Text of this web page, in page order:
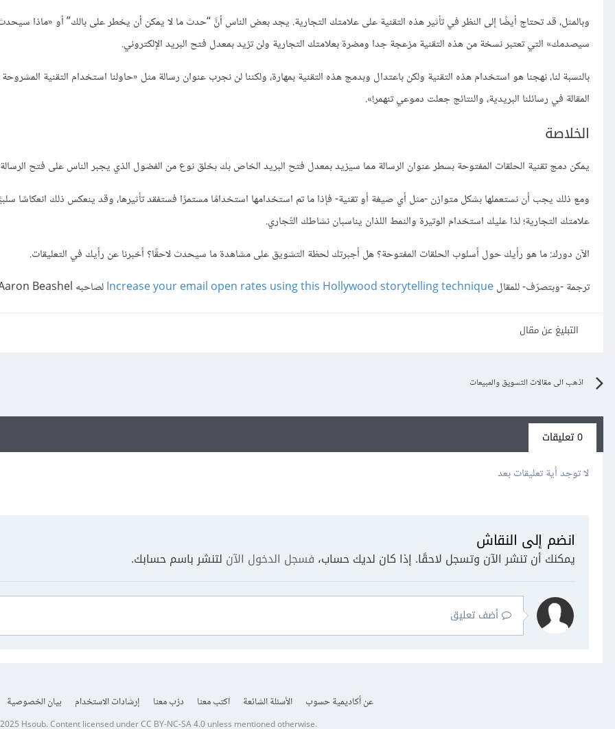
وبالمثل، قد تحتاج أيضًا إلى النظر في تأثير هذه التقنية على علامتك التجارية. يجد بعض الناس أنَّ “حدث ما لا يمكن أن يخطر على بالك” أو «ماذا
سيصدمك» التي تعتبر نسخة من هذه التقنية مزعجة جدا ومضرة بعلامتك التجارية ولن تزيد بمعدل فتح البريد الإلكتروني.
بالنسبة لنا، نهجنا هو استخدام هذه التقنية ولكن باعتدال وبدمج هذه التقنية بمهارة، ولكننا لن نجرب عنوان رسالة مثل «حاولنا استخدام التقنية
المقالة في رسائلنا البريدية، والنتائج جعلت دموعي تنهمر!».
الخلاصة
يمكن دمج تقنية الحلقات المفتوحة بسطر عنوان الرسالة مما سيزيد بمعدل فتح البريد الخاص بك بخلق نوع من الفضول الذي يجبر الناس على فتح
ومع ذلك يجب أن نستعملها بشكل متوازن -مثل أي صيغة أو تقنية- فإذا ما تم استخدامها استخدامًا مستمرًا فستفقد تأثيرها، وقد ينعكس ذلك انعكاسًا
علامتك التجارية؛ لذا عليك استخدام الوتيرة والنمط اللذان يناسبان نشاطك التّجاري.
الآن دورك: ما هو رأيك حول أسلوب الحلقات المفتوحة؟ هل أجبرتك لحظة التشويق على مشاهدة ما سيحدث ﻻحقًا؟ أخبرنا عن رأيك في التعليقات.
ترجمة -وبتصرّف- للمقالIncrease your email open rates using this Hollywood storytelling techniqueلصاحبه Aaron Beashel.
التبليغ عن مقال
اذهب الى مقالات التسويق والمبيعات
0 تعليقات
لا توجد أية تعليقات بعد
انضم إلى النقاش
يمكنك أن تنشر الآن وتسجل لاحقًا. إذا كان لديك حساب، فسجل الدخول الآن لتنشر باسم حسابك.
أضف تعليق
عن أكاديمية حسوب الأسئلة الشائعة اكتب معنا درّب معنا إرشادات الاستخدام بيان الخصوصية
Hsoub.Content licensed underCC BY-NC-SA 4.0unless mentioned otherwise.